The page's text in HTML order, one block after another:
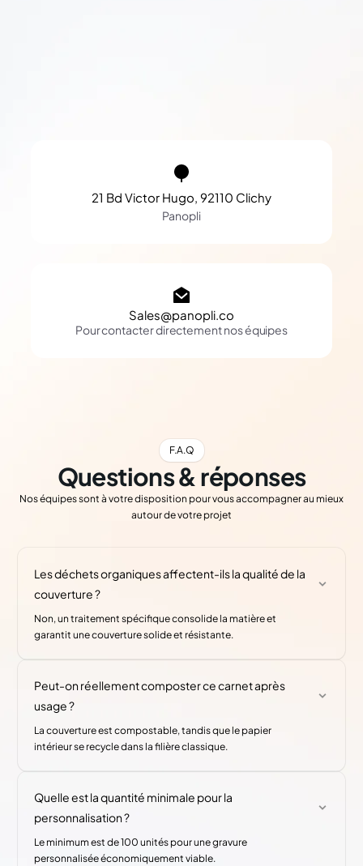
21 Bd Victor Hugo, 92110 Clichy
Panopli
Sales@panopli.co
Pour contacter directement nos équipes
F.A.Q
Questions & réponses
Nos équipes sont à votre disposition pour vous accompagner au mieux
autour de votre projet
Les déchets organiques affectent-ils la qualité de la
couverture ?
Non, un traitement spécifique consolide la matière et
garantit une couverture solide et résistante.
Peut-on réellement composter ce carnet après
usage ?
La couverture est compostable, tandis que le papier
intérieur se recycle dans la filière classique.
Quelle est la quantité minimale pour la
personnalisation ?
Le minimum est de 100 unités pour une gravure
personnalisée économiquement viable.